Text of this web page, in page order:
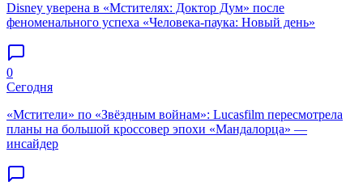
Disney уверена в «Мстителях: Доктор Дум» после
феноменального успеха «Человека-паука: Новый день»
0
Сегодня
«Мстители» по «Звёздным войнам»: Lucasfilm пересмотрела
планы на большой кроссовер эпохи «Мандалорца» —
инсайдер